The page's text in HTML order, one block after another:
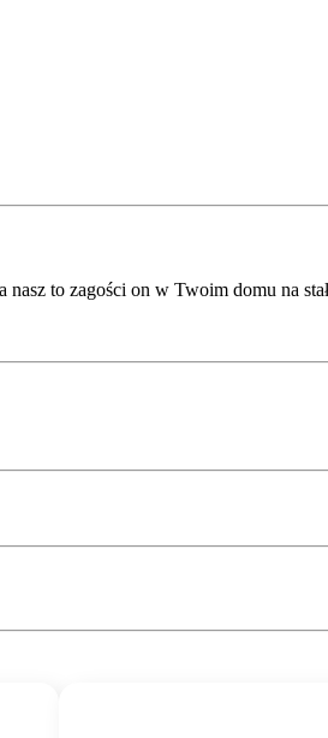
to zagości on w Twoim domu na